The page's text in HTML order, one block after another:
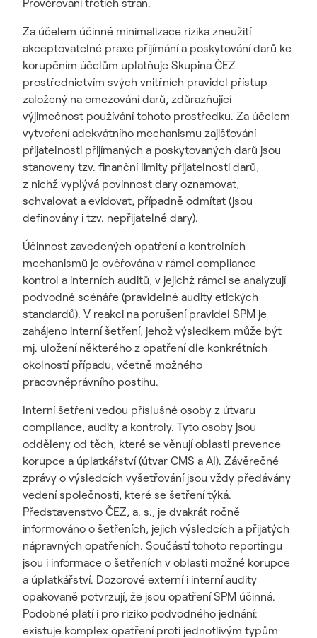
Prověřování třetích stran.
Za účelem účinné minimalizace rizika zneužití
akceptovatelné praxe přijímání a poskytování darů ke
korupčním účelům uplatňuje Skupina ČEZ
prostřednictvím svých vnitřních pravidel přístup
založený na omezování darů, zdůrazňující
výjimečnost používání tohoto prostředku. Za účelem
vytvoření adekvátního mechanismu zajišťování
přijatelnosti přijímaných a poskytovaných darů jsou
stanoveny tzv. finanční limity přijatelnosti darů,
z nichž vyplývá povinnost dary oznamovat,
schvalovat a evidovat, případně odmítat (jsou
definovány i tzv. nepřijatelné dary).
Účinnost zavedených opatření a kontrolních
mechanismů je ověřována v rámci compliance
kontrol a interních auditů, v jejichž rámci se analyzují
podvodné scénáře (pravidelné audity etických
standardů). V reakci na porušení pravidel SPM je
zahájeno interní šetření, jehož výsledkem může být
mj. uložení některého z opatření dle konkrétních
okolností případu, včetně možného
pracovněprávního postihu.
Interní šetření vedou příslušné osoby z útvaru
compliance, audity a kontroly. Tyto osoby jsou
odděleny od těch, které se věnují oblasti prevence
korupce a úplatkářství (útvar CMS a AI). Závěrečné
zprávy o výsledcích vyšetřování jsou vždy předávány
vedení společnosti, které se šetření týká.
Představenstvo ČEZ, a. s., je dvakrát ročně
informováno o šetřeních, jejich výsledcích a přijatých
nápravných opatřeních. Součástí tohoto reportingu
jsou i informace o šetřeních v oblasti možné korupce
a úplatkářství. Dozorové externí i interní audity
opakovaně potvrzují, že jsou opatření SPM účinná.
Podobné platí i pro riziko podvodného jednání:
existuje komplex opatření proti jednotlivým typům